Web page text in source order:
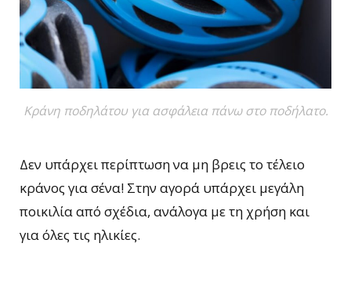
Κράνη ποδηλάτου για ασφάλεια πάνω στο ποδήλατο.
Δεν υπάρχει περίπτωση να μη βρεις το τέλειο
κράνος για σένα! Στην αγορά υπάρχει μεγάλη
ποικιλία από σχέδια, ανάλογα με τη χρήση και
για όλες τις ηλικίες.